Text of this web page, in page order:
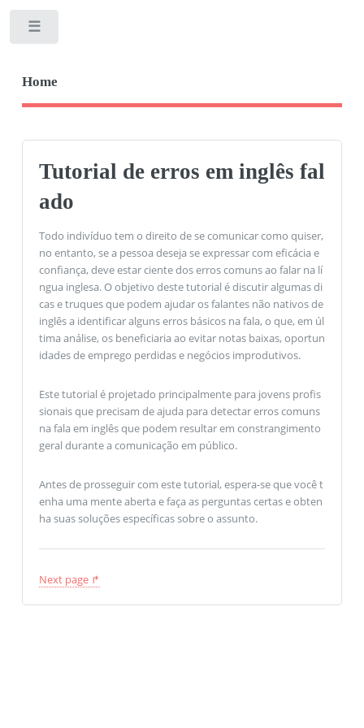
Home
Tutorial de erros em inglês fal
ado
Todo indivíduo tem o direito de se comunicar como quiser,
no entanto, se a pessoa deseja se expressar com eficácia e
confiança, deve estar ciente dos erros comuns ao falar na lí
ngua inglesa. O objetivo deste tutorial é discutir algumas di
cas e truques que podem ajudar os falantes não nativos de
inglês a identificar alguns erros básicos na fala, o que, em úl
tima análise, os beneficiaria ao evitar notas baixas, oportun
idades de emprego perdidas e negócios improdutivos.
Este tutorial é projetado principalmente para jovens profis
sionais que precisam de ajuda para detectar erros comuns
na fala em inglês que podem resultar em constrangimento
geral durante a comunicação em público.
Antes de prosseguir com este tutorial, espera-se que você t
enha uma mente aberta e faça as perguntas certas e obten
ha suas soluções específicas sobre o assunto.
Next page ↱